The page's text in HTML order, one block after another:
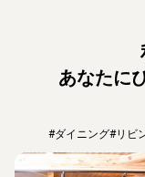
あなたに
#ダイニング#リビ